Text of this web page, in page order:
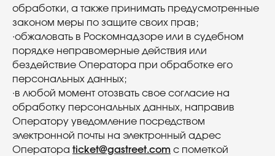
обработки, а также принимать предусмотренные
законом меры по защите своих прав;
·обжаловать в Роскомнадзоре или в судебном
порядке неправомерные действия или
бездействие Оператора при обработке его
персональных данных;
·в любой момент отозвать свое согласие на
обработку персональных данных, направив
Оператору уведомление посредством
электронной почты на электронный адрес
Оператора ticket@gastreet.com с пометкой